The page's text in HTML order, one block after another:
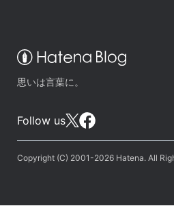
思いは言葉に。
Follow us
Copyright (C) 2001-2026 Hatena. All